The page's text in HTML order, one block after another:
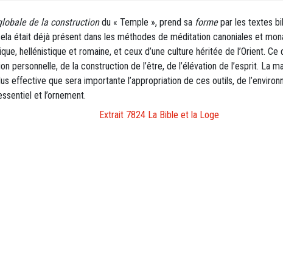
de la constructiondu « Temple », prend sa formepar les textes
était déjà présent dans les méthodes de méditation canoniales et
hellénistique et romaine, et ceux d’une culture héritée de l’Orient.
personnelle, de la construction de l’être, de l’élévation de l’esprit. La
effective que sera importante l’appropriation de ces outils, de
et l’ornement.
Extrait 7824 La Bible et la Loge